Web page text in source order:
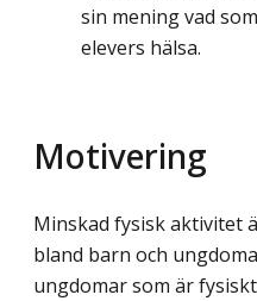
sin mening vad
elevers hälsa.
Motivering
Minskad fysisk aktivitet
bland barn och
ungdomar som är